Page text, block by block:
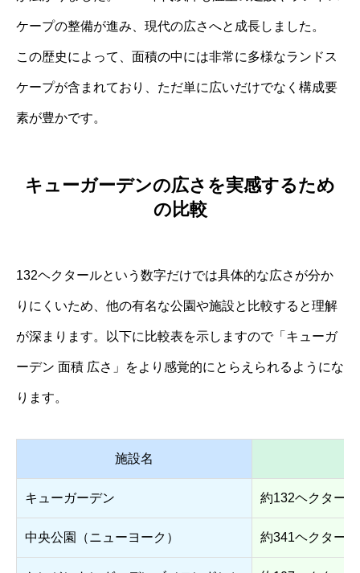
ケープの整備が進み、現代の広さへと成長しました。
この歴史によって、面積の中には非常に多様なランドス
ケープが含まれており、ただ単に広いだけでなく構成要
素が豊かです。
キューガーデンの広さを実感するため
の比較
132ヘクタールという数字だけでは具体的な広さが分か
りにくいため、他の有名な公園や施設と比較すると理解
が深まります。以下に比較表を示しますので「キューガ
ーデン 面積 広さ」をより感覚的にとらえられるようにな
ります。
施設名
キューガーデン 約132ヘクター
中央公園（ニューヨーク） 約341ヘクタール